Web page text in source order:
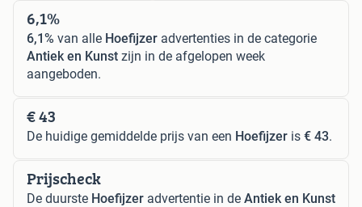
6,1%
6,1% van alle Hoefijzer advertenties in de categorie
Antiek en Kunst zijn in de afgelopen week
aangeboden.
€ 43
De huidige gemiddelde prijs van een Hoefijzer is € 43.
Prijscheck
De duurste Hoefijzer advertentie in de Antiek en Kunst